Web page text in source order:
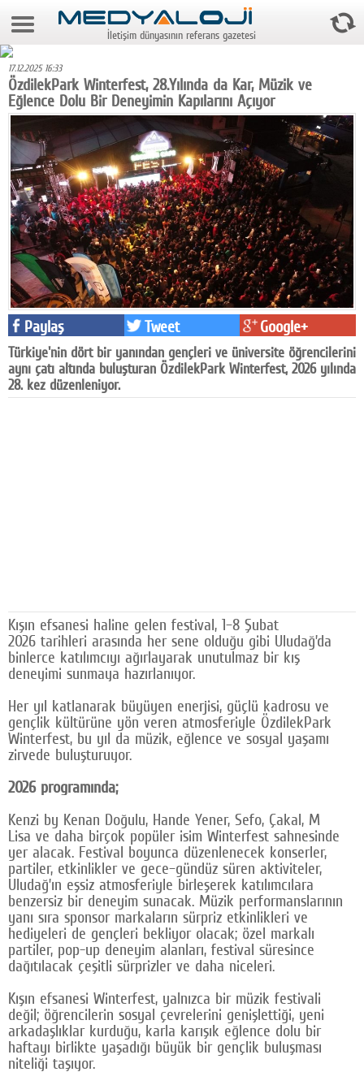
7 Ağustos 2026 2:34:05
Foto Galeri
Video Galeri
Gazeteler
Medya
Reyting-tiraj
Teknoloji
Televizyon
Dünya
Pr
Facebook
Künye
SOSYAL MEDYA
Facebook
Twitter
Google Plus
© 2026 TÜM HAKLARI SAKLIDIR
İletişim dünyasının referans gazetesi
17.12.2025 16:33
ÖzdilekPark Winterfest, 28.Yılında da Kar, Müzik ve
Eğlence Dolu Bir Deneyimin Kapılarını Açıyor
Paylaş Tweet Google+
Türkiye'nin dört bir yanından gençleri ve üniversite öğrencilerini
aynı çatı altında buluşturan ÖzdilekPark Winterfest, 2026 yılında
28. kez düzenleniyor.
Kışın efsanesi haline gelen festival, 1–8 Şubat
2026 tarihleri arasında her sene olduğu gibi Uludağ’da
binlerce katılımcıyı ağırlayarak unutulmaz bir kış
deneyimi sunmaya hazırlanıyor.
Her yıl katlanarak büyüyen enerjisi, güçlü kadrosu ve
gençlik kültürüne yön veren atmosferiyle ÖzdilekPark
Winterfest, bu yıl da müzik, eğlence ve sosyal yaşamı
zirvede buluşturuyor.
2026 programında;
Kenzi by Kenan Doğulu, Hande Yener, Sefo, Çakal, M
Lisa ve daha birçok popüler isim Winterfest sahnesinde
yer alacak. Festival boyunca düzenlenecek konserler,
partiler, etkinlikler ve gece–gündüz süren aktiviteler,
Uludağ’ın eşsiz atmosferiyle birleşerek katılımcılara
benzersiz bir deneyim sunacak. Müzik performanslarının
yanı sıra sponsor markaların sürpriz etkinlikleri ve
hediyeleri de gençleri bekliyor olacak; özel markalı
partiler, pop-up deneyim alanları, festival süresince
dağıtılacak çeşitli sürprizler ve daha niceleri.
Kışın efsanesi Winterfest, yalnızca bir müzik festivali
değil; öğrencilerin sosyal çevrelerini genişlettiği, yeni
arkadaşlıklar kurduğu, karla karışık eğlence dolu bir
haftayı birlikte yaşadığı büyük bir gençlik buluşması
niteliği taşıyor.